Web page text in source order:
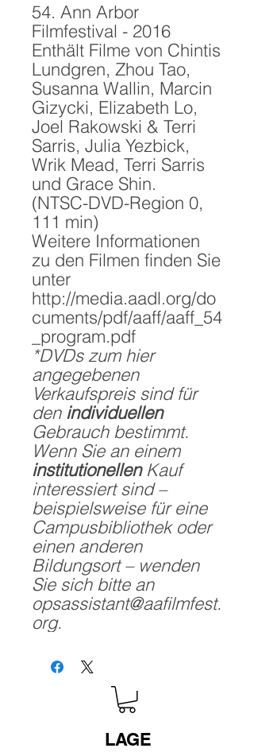
54. Ann Arbor
Filmfestival - 2016
Enthält Filme von Chintis
Lundgren, Zhou Tao,
Susanna Wallin, Marcin
Gizycki, Elizabeth Lo,
Joel Rakowski & Terri
Sarris, Julia Yezbick,
Wrik Mead, Terri Sarris
und Grace Shin.
(NTSC-DVD-Region 0,
111 min)
Weitere Informationen
zu den Filmen finden Sie
unter
http://media.aadl.org/do
cuments/pdf/aaff/aaff_54
_program.pdf
*DVDs zum hier
angegebenen
Verkaufspreis sind für
den individuellen
Gebrauch bestimmt.
Wenn Sie an einem
institutionellenKauf
interessiert sind –
beispielsweise für eine
Campusbibliothek oder
einen anderen
Bildungsort – wenden
Sie sich bitte an
opsassistant@aafilmfest.
org.
LAGE